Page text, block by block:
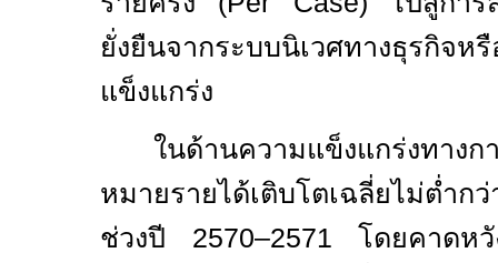
ยั่งยืนจากระบบนิเวศทางธุรกิ
แข็งแกร่ง
ในด้านความแข็งแกร่งทา
หมายรายได้เติบโตเฉลี่ยไม่ต่ำ
ช่วงปี 2570–2571โดยคาดห